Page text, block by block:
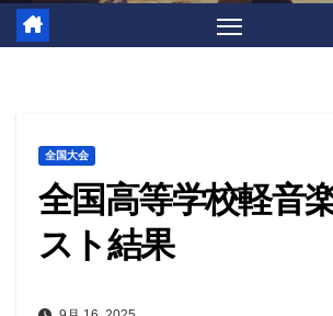
全国大会
全国高等学校軽音
スト結果